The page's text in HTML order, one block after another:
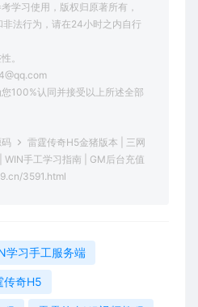
学习使用，版权归原著所有，
法行为，请在24小时之内自行
。
100%认同并接受以上所述全部
雷霆传奇H5金猪版本 | 三网
手工学习指南 | GM后台充值
3591.html
学习手工服务端
传奇H5